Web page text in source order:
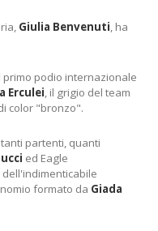
Giulia Benvenuti, ha
primo podio internazionale
Erculei, il grigio del team
color "bronzo".
tanti partenti, quanti
ed Eagle
dell'indimenticabile
formato da Giada